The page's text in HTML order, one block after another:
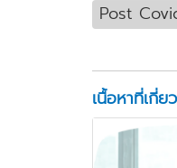
Post
เนื้อหาที่เกี่ย